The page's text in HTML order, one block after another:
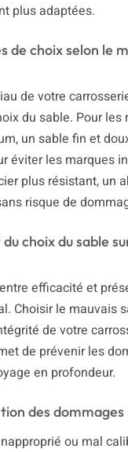
plus adaptées.
de choix selon le
de votre
du sable. Pour les
un sable fin et
éviter les marques
plus résistant, un
risque de
choix du sable
efficacité et
Choisir le mauvais
de votre
de prévenir les
en profondeur.
des dommages
ou mal